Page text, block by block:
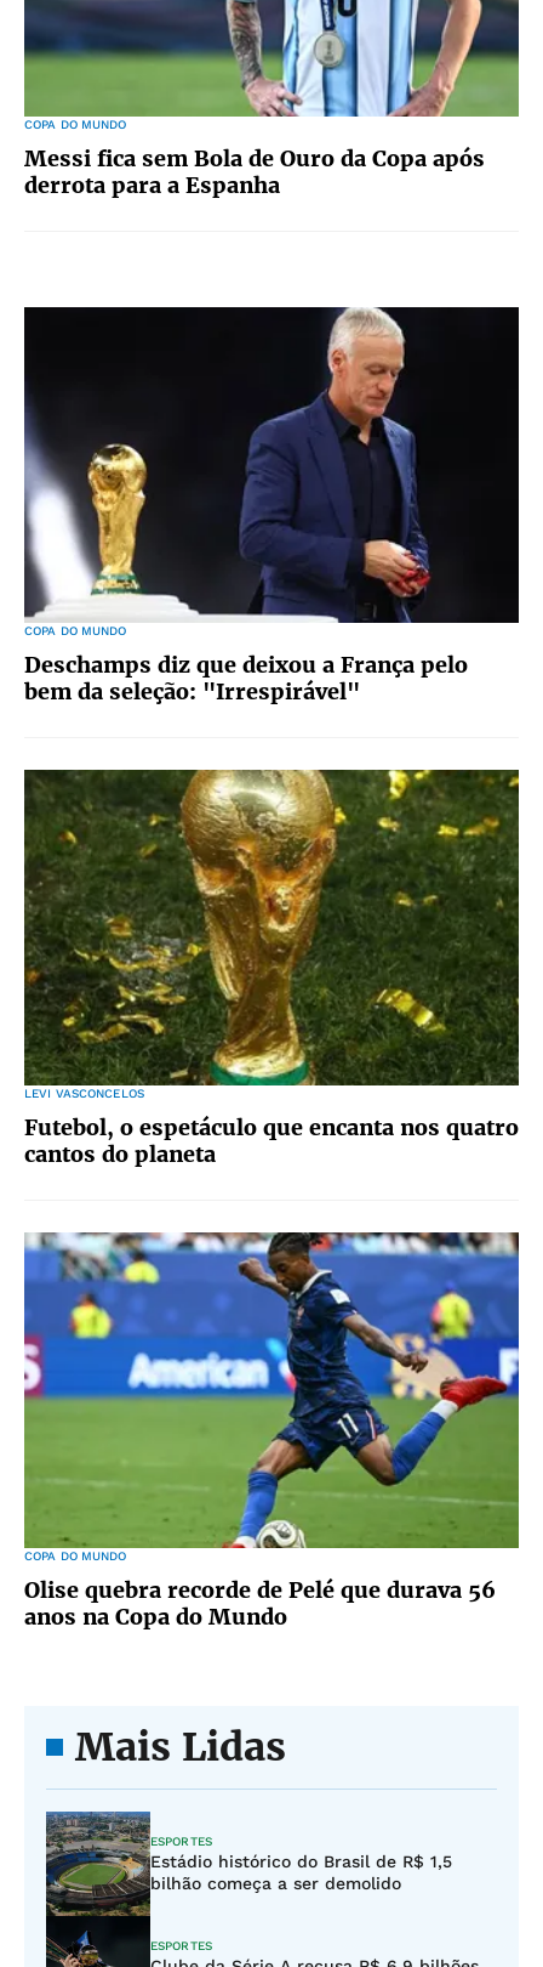
COPA DO MUNDO
Messi fica sem Bola de Ouro da Copa após
derrota para a Espanha
COPA DO MUNDO
Deschamps diz que deixou a França pelo
bem da seleção: "Irrespirável"
LEVI VASCONCELOS
Futebol, o espetáculo que encanta nos quatro
cantos do planeta
COPA DO MUNDO
Olise quebra recorde de Pelé que durava 56
anos na Copa do Mundo
Mais Lidas
ESPORTES
Estádio histórico do Brasil de R$ 1,5
bilhão começa a ser demolido
ESPORTES